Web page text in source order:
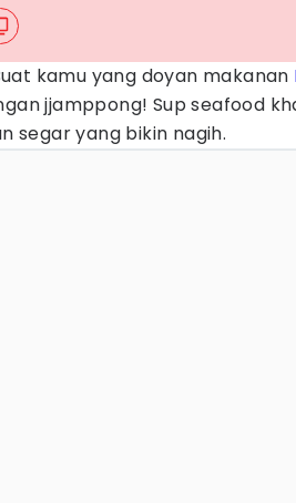
kamu yang doyan makanan
jjamppong! Sup seafood
segar yang bikin nagih.